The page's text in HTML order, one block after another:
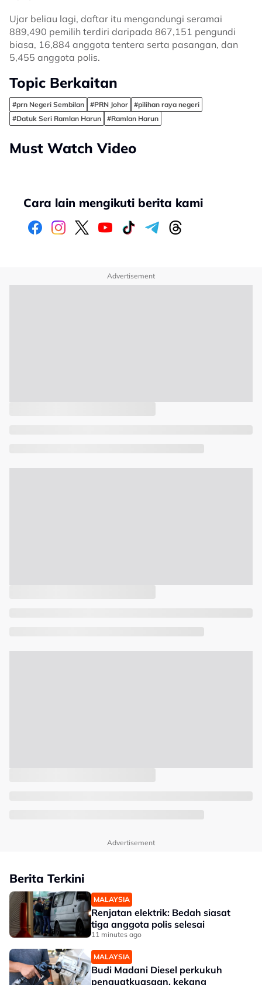
Ujar beliau lagi, daftar itu mengandungi seramai
889,490 pemilih terdiri daripada 867,151 pengundi
biasa, 16,884 anggota tentera serta pasangan, dan
5,455 anggota polis.
Topic Berkaitan
#prn Negeri Sembilan #PRN Johor
#pilihan raya negeri
#Datuk Seri Ramlan Harun
#Ramlan Harun
Must Watch Video
Cara lain mengikuti berita kami
Advertisement
Advertisement
Berita Terkini
MALAYSIA
Renjatan elektrik: Bedah siasat
tiga anggota polis selesai
11 minutes ago
MALAYSIA
Budi Madani Diesel perkukuh
penguatkuasaan, kekang